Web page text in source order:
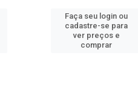
Faça seu login ou
cadastre-se para
ver preços e
comprar